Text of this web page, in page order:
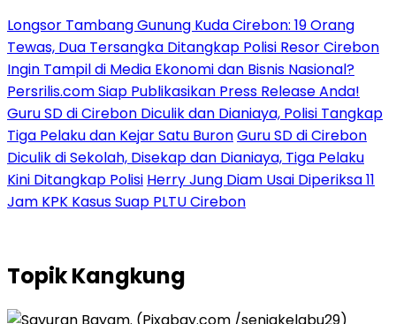
Longsor Tambang Gunung Kuda Cirebon: 19 Orang
Tewas, Dua Tersangka Ditangkap Polisi Resor Cirebon
Ingin Tampil di Media Ekonomi dan Bisnis Nasional?
Persrilis.com Siap Publikasikan Press Release Anda!
Guru SD di Cirebon Diculik dan Dianiaya, Polisi Tangkap
Tiga Pelaku dan Kejar Satu BuronGuru SD di Cirebon
Diculik di Sekolah, Disekap dan Dianiaya, Tiga Pelaku
Kini Ditangkap Polisi Herry Jung Diam Usai Diperiksa 11
Jam KPK Kasus Suap PLTU Cirebon
TopikKangkung